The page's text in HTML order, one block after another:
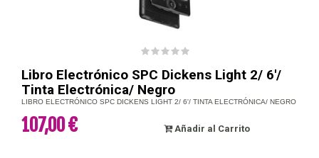
Libro Electrónico SPC Dickens Light 2/ 6'/
Tinta Electrónica/ Negro
LIBRO ELECTRÓNICO SPC DICKENS LIGHT 2/ 6'/ TINTA ELECTRÓNICA/ NEGRO
107,00 € Añadir al Carrito